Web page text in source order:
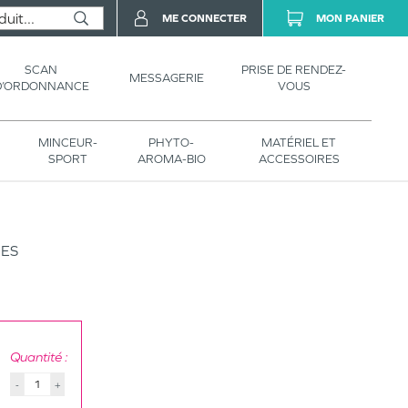
SCAN
MESSAGERIE
PRISE DE RENDEZ-
VOUS
MINCEUR-
SPORT
PHYTO-
AROMA-BIO
MATÉRIEL ET
ACCESSOIRES
ME CONNECTER MON PANIER
Quantité :
- +